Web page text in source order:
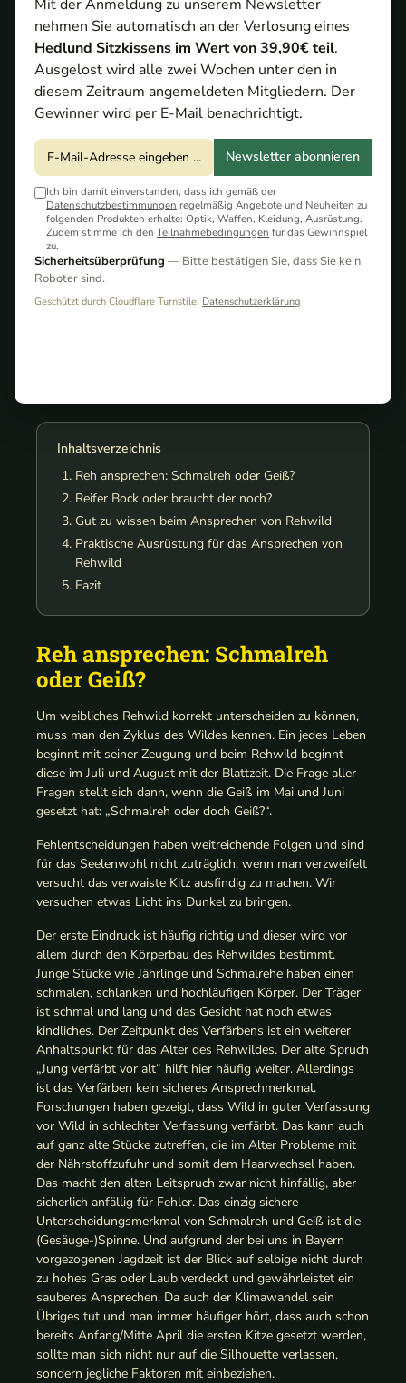
Mit der Anmeldung zu unserem Newsletter
nehmen Sie automatisch an der Verlosung eines
Hedlund Sitzkissens im Wert von 39,90€ teil.
Ausgelost wird alle zwei Wochen unter den in
diesem Zeitraum angemeldeten Mitgliedern. Der
Gewinner wird per E-Mail benachrichtigt.
Newsletter abonnieren
Ich bin damit einverstanden, dass ich gemäß der
Datenschutzbestimmungen regelmäßig Angebote und Neuheiten zu
folgenden Produkten erhalte: Optik, Waffen, Kleidung, Ausrüstung.
Zudem stimme ich den Teilnahmebedingungen für das Gewinnspiel
zu.
Sicherheitsüberprüfung — Bitte bestätigen Sie, dass Sie kein
Roboter sind.
Geschützt durch Cloudflare Turnstile. Datenschutzerklärung
Hier in Bayern beginnt seit 2026 erstmals die Jagd auf
Böcke und Schmalrehe bereits ab dem 16. April, statt wie
jeher am 01. Mai. Ein Grund zu dieser offiziellen
Inhaltsverzeichnis
Reh ansprechen: Schmalreh oder Geiß?
Reifer Bock oder braucht der noch?
Gut zu wissen beim Ansprechen von Rehwild
Praktische Ausrüstung für das Ansprechen von
Rehwild
Fazit
Reh ansprechen: Schmalreh
oder Geiß?
Um weibliches Rehwild korrekt unterscheiden zu können,
muss man den Zyklus des Wildes kennen. Ein jedes Leben
beginnt mit seiner Zeugung und beim Rehwild beginnt
diese im Juli und August mit der Blattzeit. Die Frage aller
Fragen stellt sich dann, wenn die Geiß im Mai und Juni
gesetzt hat: „Schmalreh oder doch Geiß?“.
Fehlentscheidungen haben weitreichende Folgen und sind
für das Seelenwohl nicht zuträglich, wenn man verzweifelt
versucht das verwaiste Kitz ausfindig zu machen. Wir
versuchen etwas Licht ins Dunkel zu bringen.
Der erste Eindruck ist häufig richtig und dieser wird vor
allem durch den Körperbau des Rehwildes bestimmt.
Junge Stücke wie Jährlinge und Schmalrehe haben einen
schmalen, schlanken und hochläufigen Körper. Der Träger
ist schmal und lang und das Gesicht hat noch etwas
kindliches. Der Zeitpunkt des Verfärbens ist ein weiterer
Anhaltspunkt für das Alter des Rehwildes. Der alte Spruch
„Jung verfärbt vor alt“ hilft hier häufig weiter. Allerdings
ist das Verfärben kein sicheres Ansprechmerkmal.
Forschungen haben gezeigt, dass Wild in guter Verfassung
vor Wild in schlechter Verfassung verfärbt. Das kann auch
auf ganz alte Stücke zutreffen, die im Alter Probleme mit
der Nährstoffzufuhr und somit dem Haarwechsel haben.
Das macht den alten Leitspruch zwar nicht hinfällig, aber
sicherlich anfällig für Fehler. Das einzig sichere
Unterscheidungsmerkmal von Schmalreh und Geiß ist die
(Gesäuge-)Spinne. Und aufgrund der bei uns in Bayern
vorgezogenen Jagdzeit ist der Blick auf selbige nicht durch
zu hohes Gras oder Laub verdeckt und gewährleistet ein
sauberes Ansprechen. Da auch der Klimawandel sein
Übriges tut und man immer häufiger hört, dass auch schon
bereits Anfang/Mitte April die ersten Kitze gesetzt werden,
sollte man sich nicht nur auf die Silhouette verlassen,
sondern jegliche Faktoren mit einbeziehen.